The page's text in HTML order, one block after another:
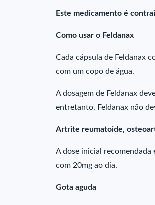
Este medicamento é
Como usar o Feldanax
Cada cápsula de Feldanax
com um copo de água.
A dosagem de Feldanax
entretanto, Feldanax não
Artrite reumatoide,
A dose inicial recomendada
com 20mg ao dia.
Gota aguda